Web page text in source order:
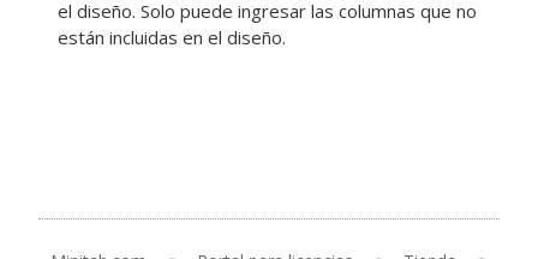
el diseño. Solo puede ingresar las columnas que no
están incluidas en el diseño.